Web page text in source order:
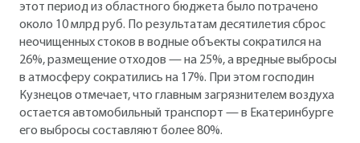
этот период из областного бюджета было потрачено
около 10 млрд руб. По результатам десятилетия сброс
неочищенных стоков в водные объекты сократился на
26%, размещение отходов — на 25%, а вредные выбросы
в атмосферу сократились на 17%. При этом господин
Кузнецов отмечает, что главным загрязнителем воздуха
остается автомобильный транспорт — в Екатеринбурге
его выбросы составляют более 80%.